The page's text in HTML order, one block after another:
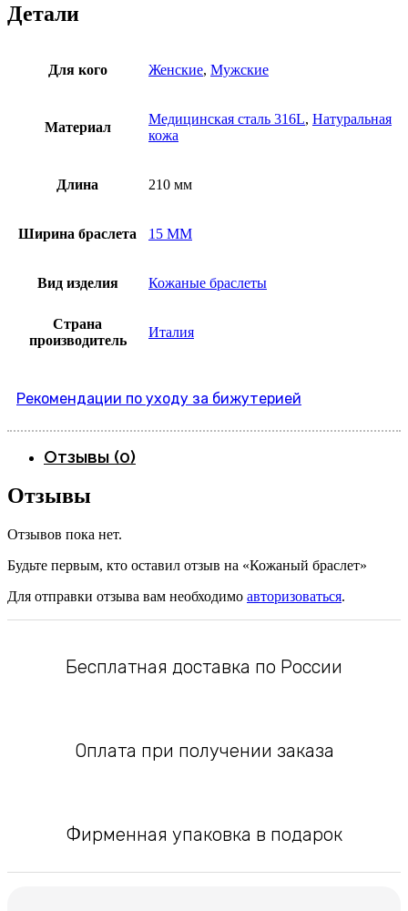
Детали
Для кого Женские, Мужские
Материал
Медицинская сталь 316L, Натуральная
кожа
Длина 210 мм
Ширина браслета 15 ММ
Вид изделия Кожаные браслеты
Страна
производитель
Италия
Рекомендации по уходу за бижутерией
Отзывы (0)
Отзывы
Отзывов пока нет.
Будьте первым, кто оставил отзыв на «Кожаный браслет»
Для отправки отзыва вам необходимо авторизоваться.
Бесплатная доставка по России
Оплата при получении заказа
Фирменная упаковка в подарок